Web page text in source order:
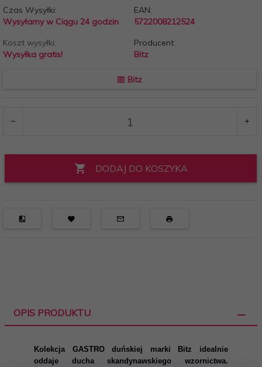
Czas Wysyłki:
Wysyłamy w Ciągu 24 godzin
EAN:
5722008212524
Koszt wysyłki:
Wysyłka gratis!
Producent:
Bitz
Bitz
DODAJ DO KOSZYKA
OPIS PRODUKTU
Kolekcja GASTRO duńskiej marki Bitz idealnie
oddaje ducha skandynawskiego wzornictwa.